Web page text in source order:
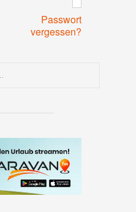
Passwort
vergessen?